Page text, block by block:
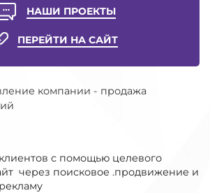
НАШИ ПРОЕКТЫ
ПЕРЕЙТИ НА САЙТ
компании - продажа
с помощью целевого
через поисковое .продвижение и